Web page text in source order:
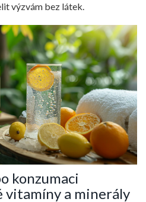
výzvám bez látek.
konzumaci
vitamíny a minerály